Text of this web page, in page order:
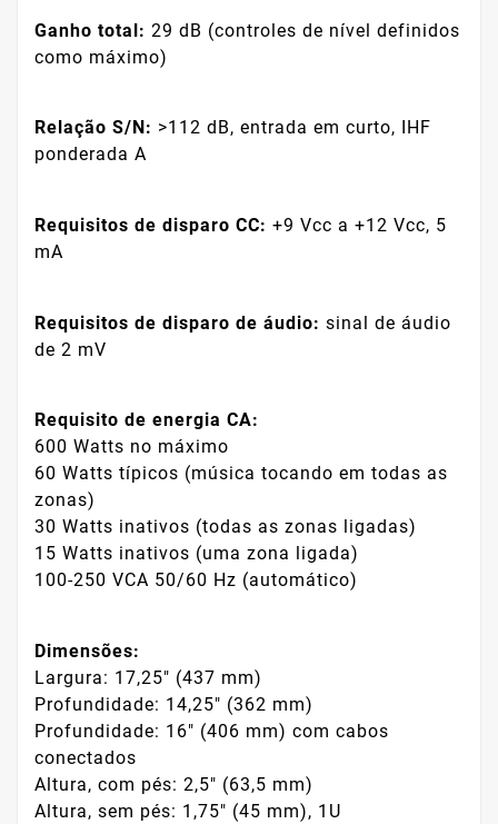
Ganho total: 29 dB (controles de nível definidos
como máximo)
Relação S/N: >112 dB, entrada em curto, IHF
ponderada A
Requisitos de disparo CC: +9 Vcc a +12 Vcc, 5
mA
Requisitos de disparo de áudio: sinal de áudio
de 2 mV
Requisito de energia CA:
600 Watts no máximo
60 Watts típicos (música tocando em todas as
zonas)
30 Watts inativos (todas as zonas ligadas)
15 Watts inativos (uma zona ligada)
100-250 VCA 50/60 Hz (automático)
Dimensões:
Largura: 17,25" (437 mm)
Profundidade: 14,25" (362 mm)
Profundidade: 16" (406 mm) com cabos
conectados
Altura, com pés: 2,5" (63,5 mm)
Altura, sem pés: 1,75" (45 mm), 1U